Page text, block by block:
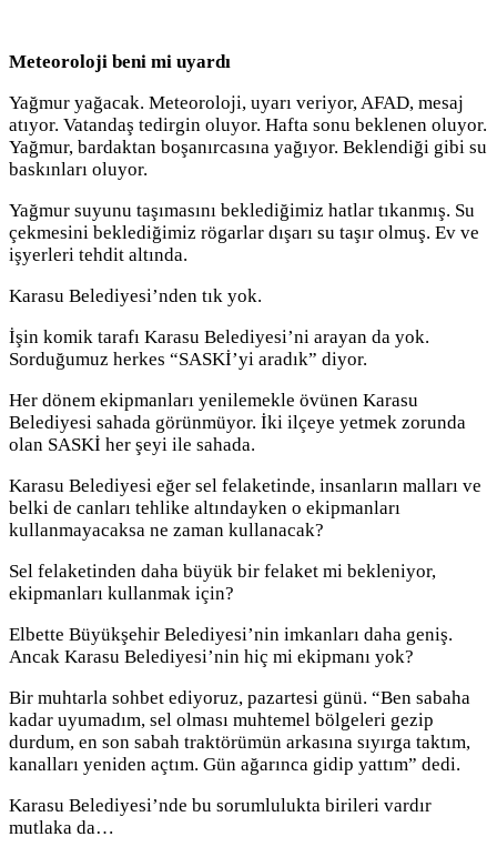
Meteoroloji beni mi uyardı
Yağmur yağacak. Meteoroloji, uyarı veriyor, AFAD, mesaj
atıyor. Vatandaş tedirgin oluyor. Hafta sonu beklenen oluyor.
Yağmur, bardaktan boşanırcasına yağıyor. Beklendiği gibi su
baskınları oluyor.
Yağmur suyunu taşımasını beklediğimiz hatlar tıkanmış. Su
çekmesini beklediğimiz rögarlar dışarı su taşır olmuş. Ev ve
işyerleri tehdit altında.
Karasu Belediyesi’nden tık yok.
İşin komik tarafı Karasu Belediyesi’ni arayan da yok.
Sorduğumuz herkes “SASKİ’yi aradık” diyor.
Her dönem ekipmanları yenilemekle övünen Karasu
Belediyesi sahada görünmüyor. İki ilçeye yetmek zorunda
olan SASKİ her şeyi ile sahada.
Karasu Belediyesi eğer sel felaketinde, insanların malları ve
belki de canları tehlike altındayken o ekipmanları
kullanmayacaksa ne zaman kullanacak?
Sel felaketinden daha büyük bir felaket mi bekleniyor,
ekipmanları kullanmak için?
Elbette Büyükşehir Belediyesi’nin imkanları daha geniş.
Ancak Karasu Belediyesi’nin hiç mi ekipmanı yok?
Bir muhtarla sohbet ediyoruz, pazartesi günü. “Ben sabaha
kadar uyumadım, sel olması muhtemel bölgeleri gezip
durdum, en son sabah traktörümün arkasına sıyırga taktım,
kanalları yeniden açtım. Gün ağarınca gidip yattım” dedi.
Karasu Belediyesi’nde bu sorumlulukta birileri vardır
mutlaka da…